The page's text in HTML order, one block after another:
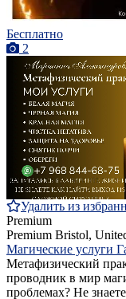
Бесплатно
2
Удалить из
Premium
Premium Bristol,
Магические услуги
Метафизический
проводник в мир
проблемах? Не